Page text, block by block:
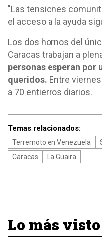
"Las tensiones
el acceso a la ayuda
Los dos hornos del
Caracas trabajan a
personas esperan por
queridos. Entre
a 70 entierros diarios.
Temas relacionados:
Terremoto en Venezuela
Caracas
La Guaira
Lo más visto